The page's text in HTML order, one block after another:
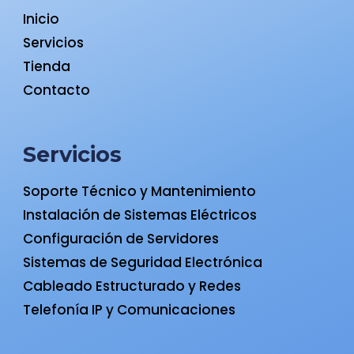
Inicio
Servicios
Tienda
Contacto
Servicios
Soporte Técnico y Mantenimiento
Instalación de Sistemas Eléctricos
Configuración de Servidores
Sistemas de Seguridad Electrónica
Cableado Estructurado y Redes
Telefonía IP y Comunicaciones